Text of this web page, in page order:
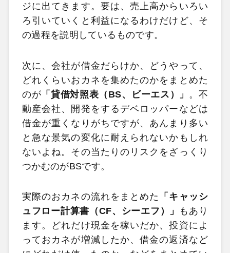
ジに出てきます。要は、売上高からいろい
ろ引いていくと利益になるわけだけど、そ
の過程を説明しているものです。
次に、会社が借金だらけか、どうやって、
どれくらいおカネを集めたのかをまとめた
のが 「貸借対照表（BS、ビーエス）」 。不
動産会社、開発をするデベロッパーなどは
借金が重くなりがちですが、あんまり多い
と急な景気の変化に耐えられないかもしれ
ないよね。その当たりのリスクをざっくり
つかむのがBSです。
実際のおカネの流れをまとめた
「キャッシ
ュフロー計算書（CF、シーエフ）」
もあり
ます。どれだけ現金を稼いだか、投資によ
っておカネが増減したか、借金の返済など